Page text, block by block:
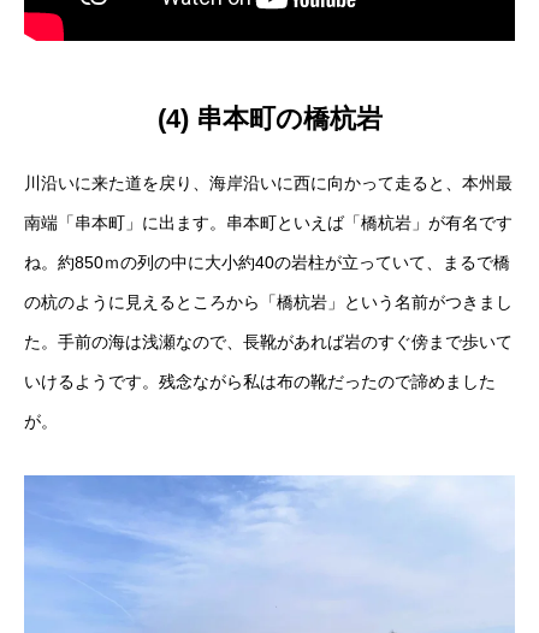
(4) 串本町の橋杭岩
川沿いに来た道を戻り、海岸沿いに西に向かって走ると、本州最
南端「串本町」に出ます。串本町といえば「橋杭岩」が有名です
ね。約850ｍの列の中に大小約40の岩柱が立っていて、まるで橋
の杭のように見えるところから「橋杭岩」という名前がつきまし
た。手前の海は浅瀬なので、長靴があれば岩のすぐ傍まで歩いて
いけるようです。残念ながら私は布の靴だったので諦めました
が。